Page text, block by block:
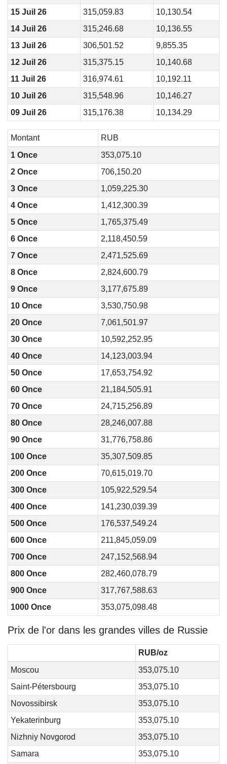
15 Juil 26
315,059.83
10,130.54
14 Juil 26
315,246.68
10,136.55
13 Juil 26
306,501.52
9,855.35
12 Juil 26
315,375.15
10,140.68
11 Juil 26
316,974.61
10,192.11
10 Juil 26
315,548.96
10,146.27
09 Juil 26
315,176.38 10,134.29
Montant
RUB
1 Once
353,075.10
2 Once
706,150.20
3 Once
1,059,225.30
4 Once
1,412,300.39
5 Once
1,765,375.49
6 Once
2,118,450.59
7 Once
2,471,525.69
8 Once
2,824,600.79
9 Once
3,177,675.89
10 Once
3,530,750.98
20 Once
7,061,501.97
30 Once
10,592,252.95
40 Once
14,123,003.94
50 Once
17,653,754.92
60 Once
21,184,505.91
70 Once
24,715,256.89
80 Once
28,246,007.88
90 Once
31,776,758.86
100 Once
35,307,509.85
200 Once
70,615,019.70
300 Once
105,922,529.54
400 Once
141,230,039.39
500 Once
176,537,549.24
600 Once
211,845,059.09
700 Once
247,152,568.94
800 Once
282,460,078.79
900 Once
317,767,588.63
1000 Once
353,075,098.48
Prix de l'or dans les grandes villes de Russie
RUB/oz
Moscou
353,075.10
Saint-Pétersbourg
353,075.10
Novossibirsk
353,075.10
Yekaterinburg
353,075.10
Nizhniy Novgorod
353,075.10
Samara
353,075.10